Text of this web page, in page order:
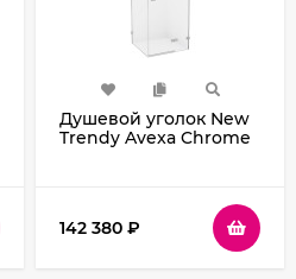
Душевой уголок New
Trendy Avexa Chrome
142 380 ₽